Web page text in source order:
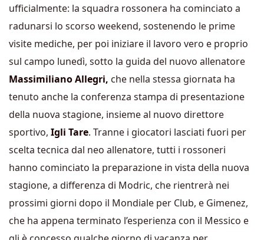
ufficialmente: la squadra rossonera ha cominciato a
radunarsi lo scorso weekend, sostenendo le prime
visite mediche, per poi iniziare il lavoro vero e proprio
sul campo lunedì, sotto la guida del nuovo allenatore
Massimiliano Allegri, che nella stessa giornata ha
tenuto anche la conferenza stampa di presentazione
della nuova stagione, insieme al nuovo direttore
sportivo, Igli Tare. Tranne i giocatori lasciati fuori per
scelta tecnica dal neo allenatore, tutti i rossoneri
hanno cominciato la preparazione in vista della nuova
stagione, a differenza di Modric, che rientrerà nei
prossimi giorni dopo il Mondiale per Club, e Gimenez,
che ha appena terminato l’esperienza con il Messico e